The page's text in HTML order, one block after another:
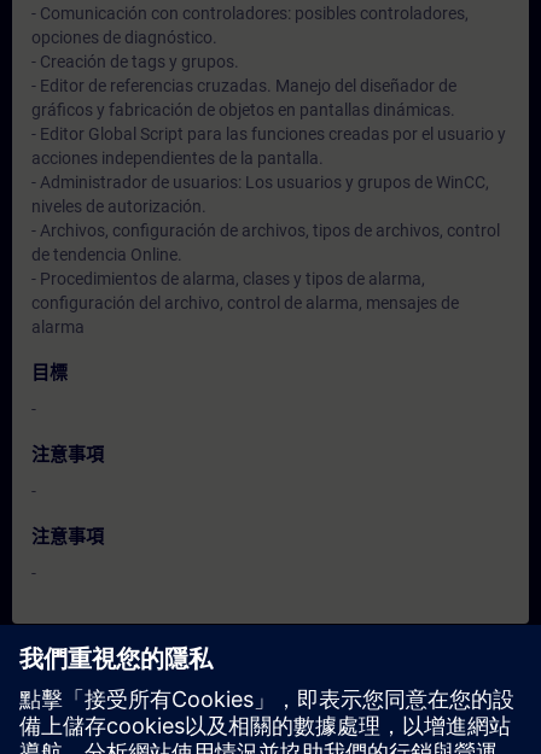
- Comunicación con controladores: posibles controladores,
opciones de diagnóstico.
- Creación de tags y grupos.
- Editor de referencias cruzadas. Manejo del diseñador de
gráficos y fabricación de objetos en pantallas dinámicas.
- Editor Global Script para las funciones creadas por el usuario y
acciones independientes de la pantalla.
- Administrador de usuarios: Los usuarios y grupos de WinCC,
niveles de autorización.
- Archivos, configuración de archivos, tipos de archivos, control
de tendencia Online.
- Procedimientos de alarma, clases y tipos de alarma,
configuración del archivo, control de alarma, mensajes de
alarma
目標
-
注意事項
-
注意事項
-
目前沒有可用活動
請將您的姓名加入課程候補名單，一旦有新的開課日期，我們將